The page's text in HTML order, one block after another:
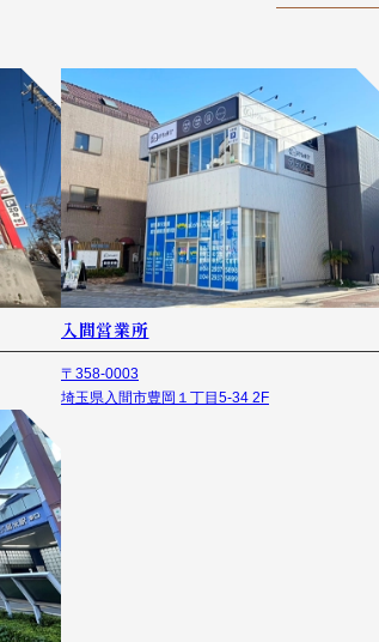
入間営業所
〒358-0003
埼玉県入間市豊岡１丁目5-34 2F